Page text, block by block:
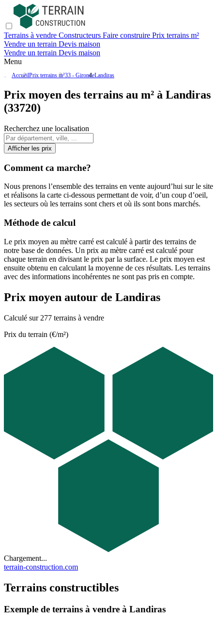
Terrains à vendre Constructeurs Faire construire Prix terrains m²
Vendre un terrain Devis maison
Vendre un terrain Devis maison
Menu
AccueilPrix terrains m²33 - GirondeLandiras
Prix moyen des terrains au m² à Landiras
(33720)
Recherchez une localisation
Afficher les prix
Comment ca marche?
Nous prenons l’ensemble des terrains en vente aujourd’hui sur le site
et réalisons la carte ci-dessous permettant de voir, d’un coup d’oeil,
les secteurs où les terrains sont chers et où ils sont bons marchés.
Méthode de calcul
Le prix moyen au mètre carré est calculé à partir des terrains de
notre base de données. Un prix au mètre carré est calculé pour
chaque terrain en divisant le prix par la surface. Le prix moyen est
ensuite obtenu en calculant la moyenne de ces résultats. Les terrains
avec des informations incohérentes ne sont pas pris en compte.
Prix moyen autour de Landiras
Calculé sur 277 terrains à vendre
Prix du terrain (€/m²)
Chargement...
terrain-construction.com
Terrains constructibles
Exemple de terrains à vendre à Landiras